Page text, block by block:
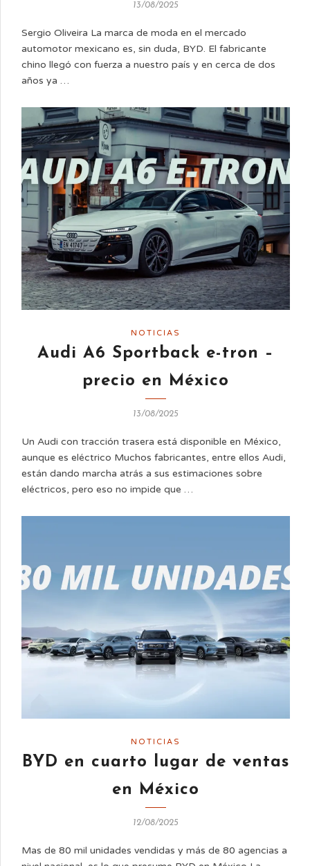
13/08/2025
Sergio Oliveira La marca de moda en el mercado
automotor mexicano es, sin duda, BYD. El fabricante
chino llegó con fuerza a nuestro país y en cerca de dos
años ya …
NOTICIAS
Audi A6 Sportback e-tron –
precio en México
13/08/2025
Un Audi con tracción trasera está disponible en México,
aunque es eléctrico Muchos fabricantes, entre ellos Audi,
están dando marcha atrás a sus estimaciones sobre
eléctricos, pero eso no impide que …
NOTICIAS
BYD en cuarto lugar de ventas
en México
12/08/2025
Mas de 80 mil unidades vendidas y más de 80 agencias a